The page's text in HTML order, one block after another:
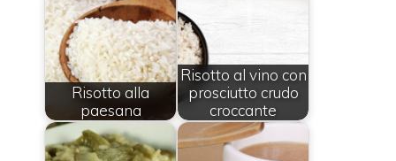
Risotto alla
paesana
Risotto al vino con
prosciutto crudo
croccante